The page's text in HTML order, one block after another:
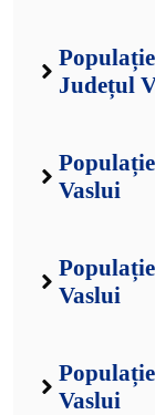
Județul
Vaslui
Vaslui
Vaslui